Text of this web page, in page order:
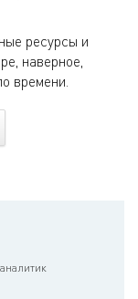
ресурсы и
наверное,
времени.